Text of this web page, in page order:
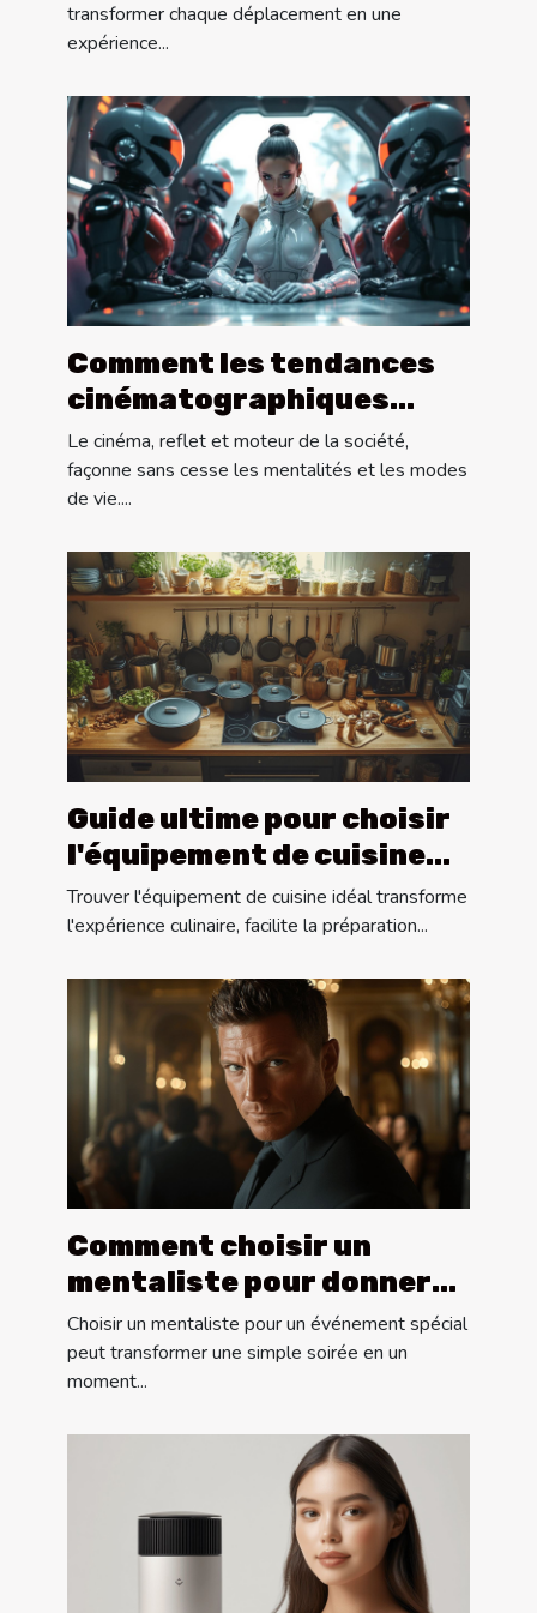
voyages ?
transformer chaque déplacement en une
expérience...
Comment les tendances
cinématographiques
influencent-elles la
société moderne ?
Le cinéma, reflet et moteur de la société,
façonne sans cesse les mentalités et les modes
de vie....
Guide ultime pour choisir
l'équipement de cuisine
idéal
Trouver l'équipement de cuisine idéal transforme
l'expérience culinaire, facilite la préparation...
Comment choisir un
mentaliste pour donner
vie à vos événements
spéciaux
Choisir un mentaliste pour un événement spécial
peut transformer une simple soirée en un
moment...